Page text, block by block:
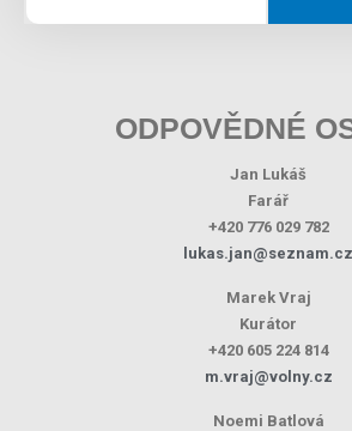
ODPOVĚDNÉ
Jan Lukáš
Farář
+420 776 029 782
lukas.jan@seznam.cz
Marek Vraj
Kurátor
+420 605 224 814
m.vraj@volny.cz
Noemi Batlová